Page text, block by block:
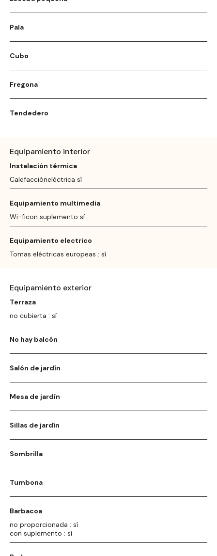
Pala
Cubo
Fregona
Tendedero
Equipamiento interior
Instalación térmica
Calefaccióneléctrica sí
Equipamiento multimedia
Wi-ficon suplemento sí
Equipamiento electrico
Tomas eléctricas europeas : sí
Equipamiento exterior
Terraza
no cubierta : sí
No hay balcón
Salón de jardín
Mesa de jardín
Sillas de jardín
Sombrilla
Tumbona
Barbacoa
no proporcionada : sí
con suplemento : sí